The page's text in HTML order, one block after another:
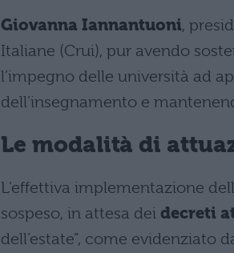
Giovanna Iannantuoni,
Italiane (Crui), pur avendo
l’impegno delle università ad
dell’insegnamento e
Le modalità di
L’effettiva implementazione
sospeso, in attesa dei decreti
dell’estate”, come evidenziato